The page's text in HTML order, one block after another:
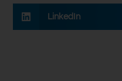
LinkedIn